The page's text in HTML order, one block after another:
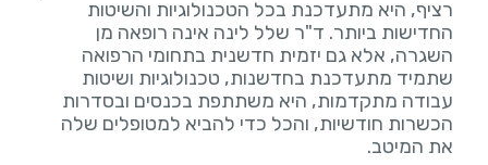
רציף, היא מתעדכנת בכל הטכנולוגיות והשיטות
החדישות ביותר. ד"ר שלל לינה אינה רופאה מן
השגרה, אלא גם יזמית חדשנית בתחומי הרפואה
שתמיד מתעדכנת בחדשנות, טכנולוגיות ושיטות
עבודה מתקדמות, היא משתתפת בכנסים ובסדרות
הכשרות חודשיות, והכל כדי להביא למטופלים שלה